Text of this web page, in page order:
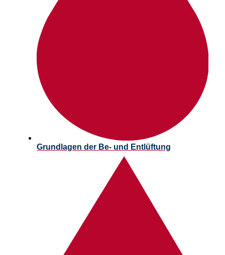
Grundlagen der Be- und Entlüftung